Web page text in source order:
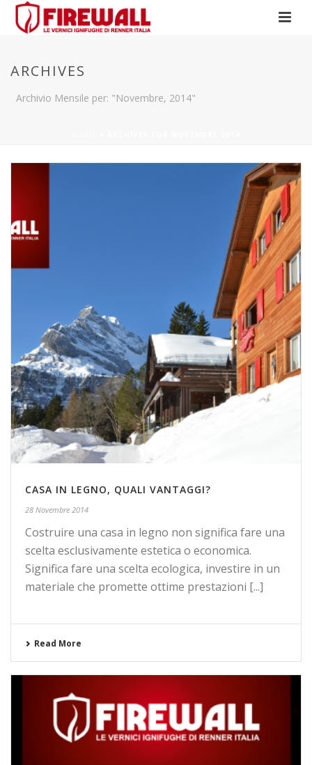
ARCHIVES
Archivio Mensile per: "Novembre, 2014"
CASA IN LEGNO, QUALI VANTAGGI?
28 Novembre 2014
Costruire una casa in legno non significa fare una
scelta esclusivamente estetica o economica.
Significa fare una scelta ecologica, investire in un
materiale che promette ottime prestazioni [...]
Read More